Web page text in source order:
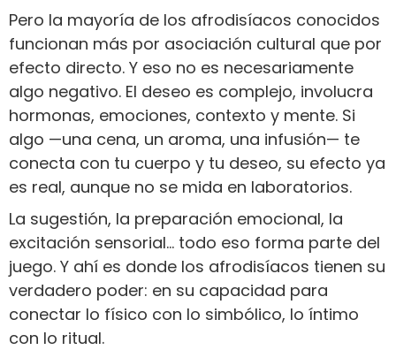
Pero la mayoría de los afrodisíacos conocidos
funcionan más por asociación cultural que por
efecto directo. Y eso no es necesariamente
algo negativo. El deseo es complejo, involucra
hormonas, emociones, contexto y mente. Si
algo —una cena, un aroma, una infusión— te
conecta con tu cuerpo y tu deseo, su efecto ya
es real, aunque no se mida en laboratorios.
La sugestión, la preparación emocional, la
excitación sensorial… todo eso forma parte del
juego. Y ahí es donde los afrodisíacos tienen su
verdadero poder: en su capacidad para
conectar lo físico con lo simbólico, lo íntimo
con lo ritual.